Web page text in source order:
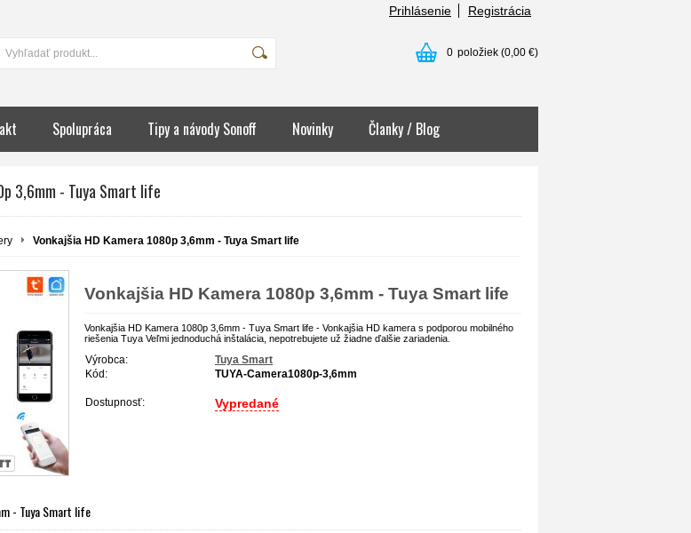
Prihlásenie Registrácia
0 položiek (0,00 €)
Spolupráca Tipy a návody Sonoff Novinky Članky / Blog
3,6mm - Tuya Smart life
Vonkajšia HD Kamera 1080p 3,6mm - Tuya Smart life
Vonkajšia HD Kamera 1080p 3,6mm - Tuya Smart life
Vonkajšia HD Kamera 1080p 3,6mm - Tuya Smart life - Vonkajšia HD kamera s podporou mobilného
riešenia Tuya Veľmi jednoduchá inštalácia, nepotrebujete už žiadne ďalšie zariadenia.
Výrobca:
Tuya Smart
Kód:
TUYA-Camera1080p-3,6mm
Dostupnosť: Vypredané
- Tuya Smart life